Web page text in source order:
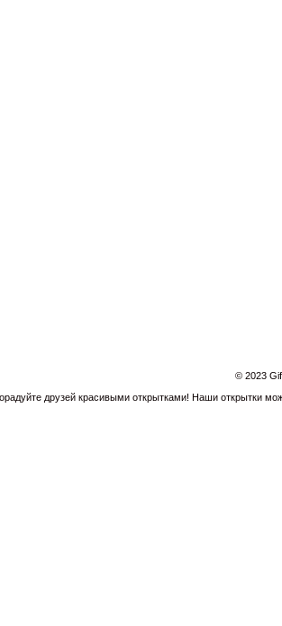
© 2023
друзей красивыми открытками! Наши открытки